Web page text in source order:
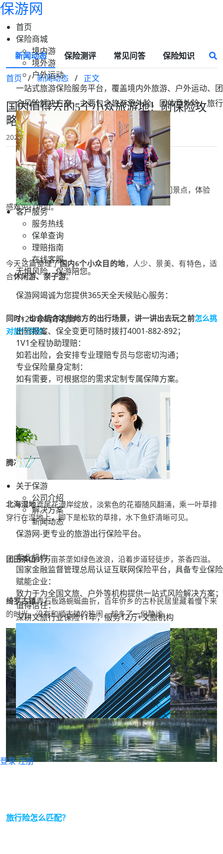
保游网
首页
保险商城
境内游
境外游
户外运动
一站式旅游保险服务平台，覆盖境内外旅游、户外运动、
合风险解决方案，主要包含旅游意外险、团体意外险、旅
客户服务
服务热线
保单查询
理赔指南
在线客服
无惧风险，保游陪您。
保游网竭诚为您提供365天全天候贴心服务：
7*24/小时不打烊：
出险报案、保全变更可随时拨打4001-882-892；
1V1全程协助理赔：
如若出险，会安排专业理赔专员与您密切沟通；
专业保险量身定制：
如有需要，可根据您的需求定制专属保障方案。
关于保游
公司介绍
解决方案
新闻动态
保游网-更专业的旅游出行保险平台。
专业机构：
国家金融监督管理总局认证互联网保险平台，具备专业保
赋能企业：
致力于为全国文旅、户外等机构提供一站式风险解决方案；
值得信任：
深耕文旅行业保险11年，服务12万+文旅机构
资讯中心
信息披露
登录注册
新闻动态 保险测评 常见问答 保险知识
首页 / 新闻动态 / 正文
国内值得去的5个小众旅游地！附保险攻
略
2026-05-08 17:34 保游网
国内值得去的地方很多，但那些游客扎堆的热门景点，体验
感难免打折扣。
今天这篇整理了国内6个小众目的地，人少、景美、有特色，适
合休闲游、亲子游。
同时，也会结合这些地方的出行场景，讲一讲出去玩之前怎么挑
对旅行保险。
北海湿地鸢尾
绮罗古镇藏烟气
腾冲的春天，一半是诗意，一半是烟火 。
北海湿地鸢尾花漫岸绽放，淡紫色的花瓣随风翻涌，乘一叶草排
穿行在湿地上，脚下是松软的草排，水下鱼虾清晰可见。
团田茶山的万亩茶垄如绿色波浪，沿着步道轻徒步，茶香四溢。
绮罗古镇青石板路蜿蜒曲折，百年侨乡的古朴民居里藏着慢下来
的时光，没有和顺古镇的热闹，却多了一份静谧。
旅行险怎么匹配？